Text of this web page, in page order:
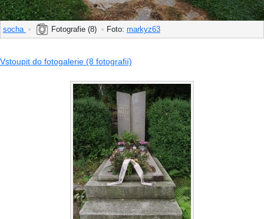
socha • Fotografie (8) • Foto: markyz63
Vstoupit do fotogalerie (8 fotografií)